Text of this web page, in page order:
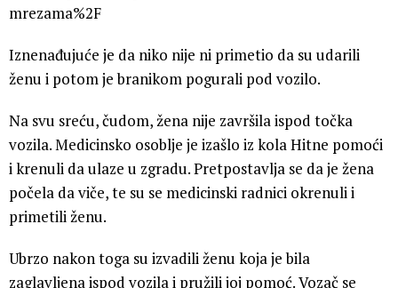
mrezama%2F
Iznenađujuće je da niko nije ni primetio da su udarili
ženu i potom je branikom pogurali pod vozilo.
Na svu sreću, čudom, žena nije završila ispod točka
vozila. Medicinsko osoblje je izašlo iz kola Hitne pomoći
i krenuli da ulaze u zgradu. Pretpostavlja se da je žena
počela da viče, te su se medicinski radnici okrenuli i
primetili ženu.
Ubrzo nakon toga su izvadili ženu koja je bila
zaglavljena ispod vozila i pružili joj pomoć. Vozač se